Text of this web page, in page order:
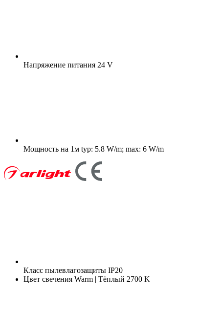
Напряжение питания 24 V
Мощность на 1м typ: 5.8 W/m; max: 6 W/m
Класс пылевлагозащиты IP20
Цвет свечения Warm | Тёплый 2700 K